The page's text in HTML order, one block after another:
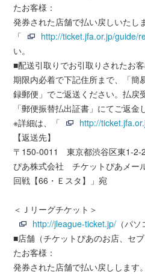
たお客様：
発券された店舗で払い戻しいたし
「
http://ticket.jfa.or.jp/guide/
い。
■配送引取りでお引取りされたお客
期限内必着で下記住所まで、「簡
録郵便」でご返送ください。払戻
「郵便振替払出証書」にてご返金
※詳細は、「
http://
【返送先】
〒150-0011 東京都渋谷区東1-
ぴあ株式会社 チケットぴあメー
回戦【66・Ｅスタ】」宛
＜Ｊリーグチケット＞
http://jleague-ticket.jp/ （パ
■店舗（チケットぴあのお店、セ
たお客様：
発券された店舗で払い戻しします